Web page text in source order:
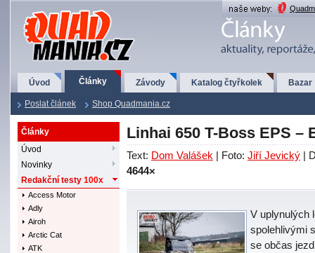
QuadMania.cz
Úvod Články Závody Katalog čtyřkolek Bazar
Poslat článek Shop Quadmania.cz
Články
Úvod
Novinky
Redakční testy 100x
Access Motor
Adly
Airoh
Arctic Cat
ATK
Linhai 650 T-Boss EPS –
Text: Dom Valášek | Foto: Jiří Jevický |
4644×
V uplynulých
spolehlivými
se občas